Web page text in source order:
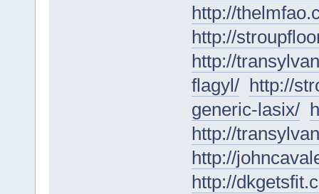
http://
http://
http://
flagyl/ http://
generic-lasix/
http://
http://
http://